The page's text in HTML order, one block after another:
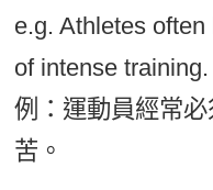
e.g. Athletes
of intense training.
例：運動員經常
苦。